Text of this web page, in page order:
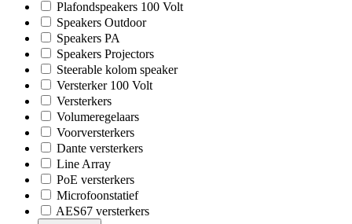
Plafondspeakers 100 Volt
Speakers Outdoor
Speakers PA
Speakers Projectors
Steerable kolom speaker
Versterker 100 Volt
Versterkers
Volumeregelaars
Voorversterkers
Dante versterkers
Line Array
PoE versterkers
Microfoonstatief
AES67 versterkers